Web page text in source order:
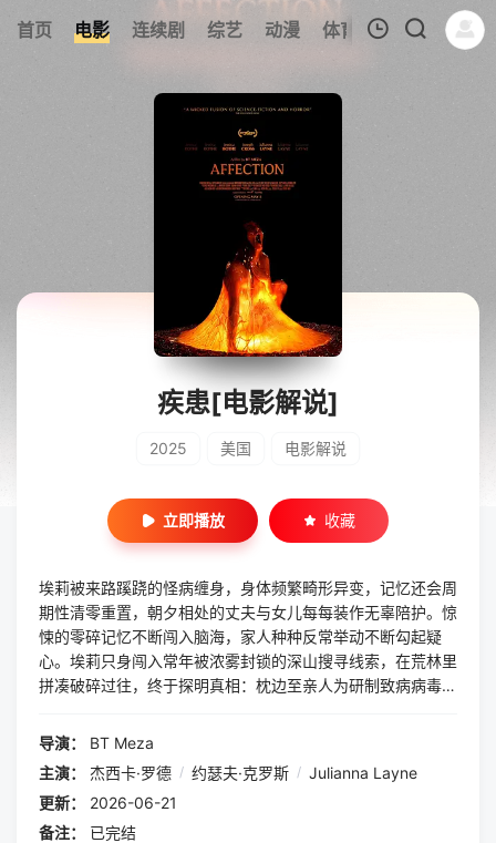
首页 电影 连续剧 综艺 动漫 体育 今日更新
345
热
暂无观看影片的记录
疾患[电影解说]
2025 美国 电影解说
立即播放 收藏
埃莉被来路蹊跷的怪病缠身，身体频繁畸形异变，记忆还会周
期性清零重置，朝夕相处的丈夫与女儿每每装作无辜陪护。惊
悚的零碎记忆不断闯入脑海，家人种种反常举动不断勾起疑
心。埃莉只身闯入常年被浓雾封锁的深山搜寻线索，在荒林里
拼凑破碎过往，终于探明真相：枕边至亲人为研制致病病毒，
囚牢。
导演：
BT Meza
主演：
杰西卡·罗德 / 约瑟夫·克罗斯 / Julianna Layne
更新：
2026-06-21
备注：
已完结